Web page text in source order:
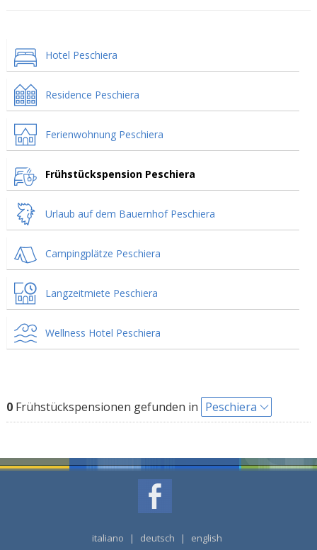
Hotel Peschiera
Residence Peschiera
Ferienwohnung Peschiera
Frühstückspension Peschiera
Urlaub auf dem Bauernhof Peschiera
Campingplätze Peschiera
Langzeitmiete Peschiera
Wellness Hotel Peschiera
0Frühstückspensionen gefunden in Peschiera
italiano | deutsch | english